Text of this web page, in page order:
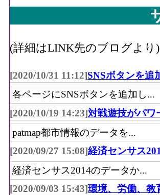
(詳細はLINK先のブログより)
[2020/10/31 11:12]SNSボタンを追
各ページにSNSボタンを追加し...
[2020/10/19 14:23]対戦遊技がパワ
patmap都市情報のデータを...
[2020/09/27 15:08]経済センサス
経済センサス2014のデータか...
[2020/09/03 15:43]環境、労働、教